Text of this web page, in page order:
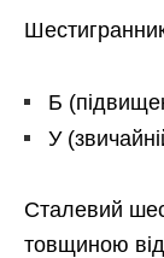
Б
У
Сталевий
товщиною